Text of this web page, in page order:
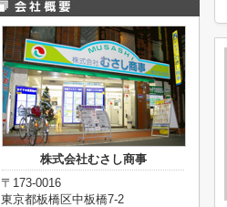
株式会社むさし商事
〒173-0016
東京都板橋区中板橋7-2